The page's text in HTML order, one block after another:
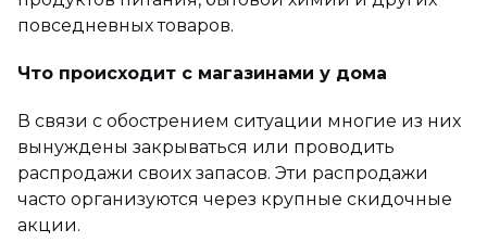
повседневных товаров.
Что происходит с магазинами у дома
В связи с обострением ситуации многие из них
вынуждены закрываться или проводить
распродажи своих запасов. Эти распродажи
часто организуются через крупные скидочные
акции.